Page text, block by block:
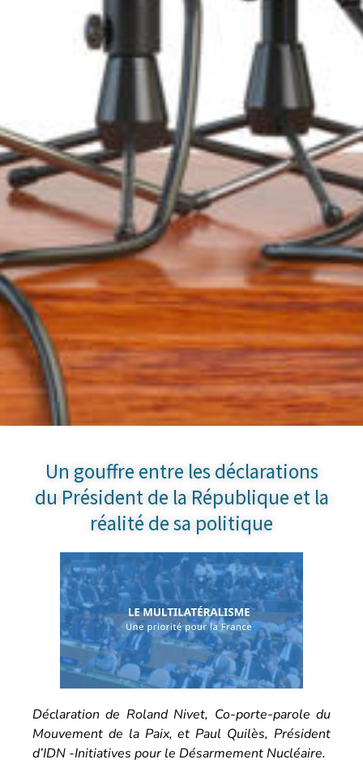
Un gouffre entre les déclarations
du Président de la République et la
réalité de sa politique
Déclaration de Roland Nivet, Co-porte-parole du
Mouvement de la Paix, et Paul Quilès, Président
d’IDN -Initiatives pour le Désarmement Nucléaire.